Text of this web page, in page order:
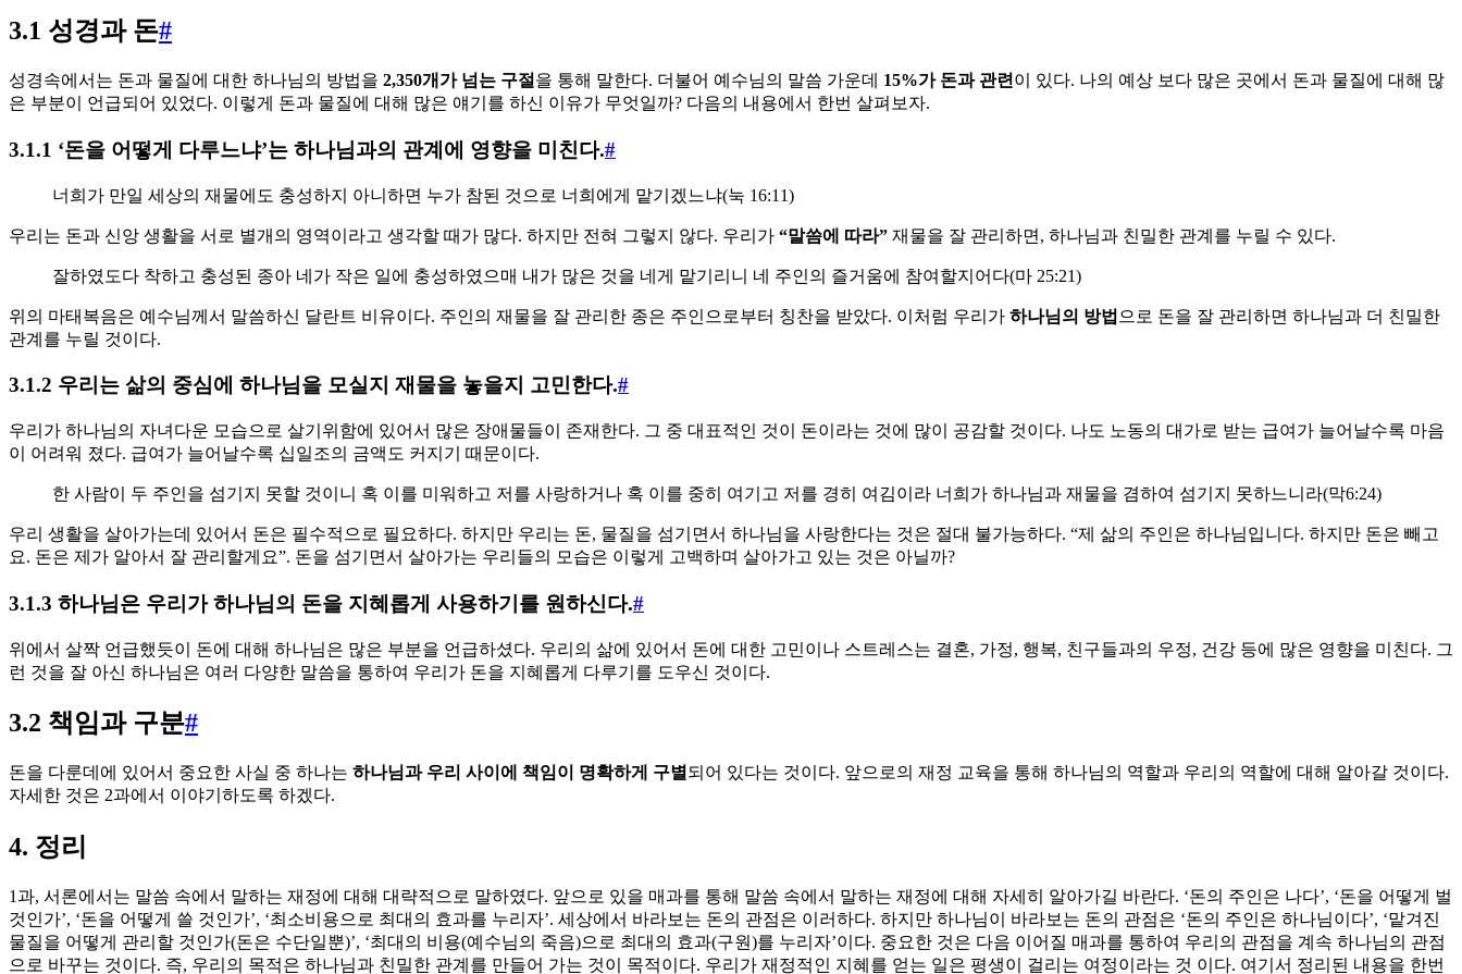
3.1 성경과 돈#
성경속에서는 돈과 물질에 대한 하나님의 방법을 2,350개가 넘는 구절 을 통해 말한다. 더불어 예수님의 말씀 가운데 15%가 돈과 관련 이 있다. 나의 예상 보다 많은 곳에서 돈과 물질에 대해 많
은 부분이 언급되어 있었다. 이렇게 돈과 물질에 대해 많은 얘기를 하신 이유가 무엇일까? 다음의 내용에서 한번 살펴보자.
3.1.1 ‘돈을 어떻게 다루느냐’는 하나님과의 관계에 영향을 미친다.#
너희가 만일 세상의 재물에도 충성하지 아니하면 누가 참된 것으로 너희에게 맡기겠느냐(눅 16:11)
우리는 돈과 신앙 생활을 서로 별개의 영역이라고 생각할 때가 많다. 하지만 전혀 그렇지 않다. 우리가 “말씀에 따라” 재물을 잘 관리하면, 하나님과 친밀한 관계를 누릴 수 있다.
잘하였도다 착하고 충성된 종아 네가 작은 일에 충성하였으매 내가 많은 것을 네게 맡기리니 네 주인의 즐거움에 참여할지어다(마 25:21)
위의 마태복음은 예수님께서 말씀하신 달란트 비유이다. 주인의 재물을 잘 관리한 종은 주인으로부터 칭찬을 받았다. 이처럼 우리가 하나님의 방법 으로 돈을 잘 관리하면 하나님과 더 친밀한
관계를 누릴 것이다.
3.1.2 우리는 삶의 중심에 하나님을 모실지 재물을 놓을지 고민한다.#
우리가 하나님의 자녀다운 모습으로 살기위함에 있어서 많은 장애물들이 존재한다. 그 중 대표적인 것이 돈이라는 것에 많이 공감할 것이다. 나도 노동의 대가로 받는 급여가 늘어날수록 마음
이 어려워 졌다. 급여가 늘어날수록 십일조의 금액도 커지기 때문이다.
한 사람이 두 주인을 섬기지 못할 것이니 혹 이를 미워하고 저를 사랑하거나 혹 이를 중히 여기고 저를 경히 여김이라 너희가 하나님과 재물을 겸하여 섬기지 못하느니라(막6:24)
우리 생활을 살아가는데 있어서 돈은 필수적으로 필요하다. 하지만 우리는 돈, 물질을 섬기면서 하나님을 사랑한다는 것은 절대 불가능하다. “제 삶의 주인은 하나님입니다. 하지만 돈은 빼고
요. 돈은 제가 알아서 잘 관리할게요”. 돈을 섬기면서 살아가는 우리들의 모습은 이렇게 고백하며 살아가고 있는 것은 아닐까?
3.1.3 하나님은 우리가 하나님의 돈을 지혜롭게 사용하기를 원하신다.#
위에서 살짝 언급했듯이 돈에 대해 하나님은 많은 부분을 언급하셨다. 우리의 삶에 있어서 돈에 대한 고민이나 스트레스는 결혼, 가정, 행복, 친구들과의 우정, 건강 등에 많은 영향을 미친다. 그
런 것을 잘 아신 하나님은 여러 다양한 말씀을 통하여 우리가 돈을 지혜롭게 다루기를 도우신 것이다.
3.2 책임과 구분#
돈을 다룬데에 있어서 중요한 사실 중 하나는 하나님과 우리 사이에 책임이 명확하게 구별 되어 있다는 것이다. 앞으로의 재정 교육을 통해 하나님의 역할과 우리의 역할에 대해 알아갈 것이다.
자세한 것은 2과에서 이야기하도록 하겠다.
4. 정리
1과, 서론에서는 말씀 속에서 말하는 재정에 대해 대략적으로 말하였다. 앞으로 있을 매과를 통해 말씀 속에서 말하는 재정에 대해 자세히 알아가길 바란다. ‘돈의 주인은 나다’, ‘돈을 어떻게 벌
것인가’, ‘돈을 어떻게 쓸 것인가’, ‘최소비용으로 최대의 효과를 누리자’. 세상에서 바라보는 돈의 관점은 이러하다. 하지만 하나님이 바라보는 돈의 관점은 ‘돈의 주인은 하나님이다’, ‘맡겨진
물질을 어떻게 관리할 것인가(돈은 수단일뿐)’, ‘최대의 비용(예수님의 죽음)으로 최대의 효과(구원)를 누리자’이다. 중요한 것은 다음 이어질 매과를 통하여 우리의 관점을 계속 하나님의 관점
으로 바꾸는 것이다. 즉, 우리의 목적은 하나님과 친밀한 관계를 만들어 가는 것이 목적이다. 우리가 재정적인 지혜를 얻는 일은 평생이 걸리는 여정이라는 것 이다. 여기서 정리된 내용을 한번